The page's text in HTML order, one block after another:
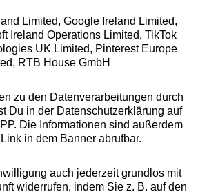
Versandkosten
zur Bonitätsprüfung
Limited, Google Ireland Limited,
Ireland Operations Limited, TikTok
UK Limited, Pinterest Europe
RTB House GmbH
zu den Datenverarbeitungen durch
Du in der Datenschutzerklärung auf
Die Informationen sind außerdem
in dem Banner abrufbar.
auch jederzeit grundlos mit
widerrufen, indem Sie z. B. auf den